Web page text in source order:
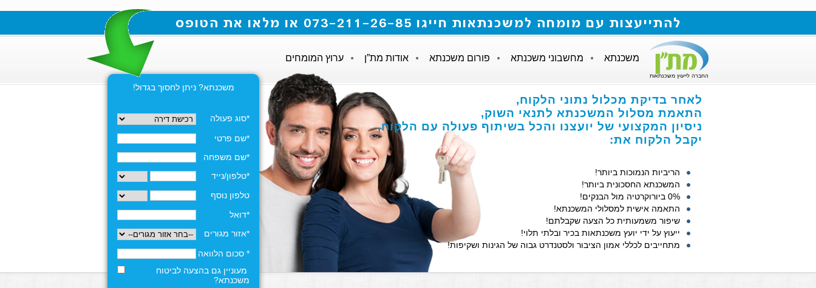
להתייעצות עם מומחה למשכנתאות חייגו 073-211-26-85 או מלאו את הטופס
החברה לייעוץ משכנתאות
משכנתא מחשבוני משכנתא פורום משכנתא אודות מת”ן ערוץ המומחים
משכנתא? ניתן לחסוך בגדול!
*סוג פעולה
*שם פרטי
*שם משפחה
*טלפון/נייד
טלפון נוסף
*דואל
*אזור מגורים
* סכום הלוואה
מעוניין גם בהצעה לביטוח
משכנתא?
לאחר בדיקת מכלול נתוני הלקוח,
התאמת מסלול המשכנתא לתנאי השוק,
ניסיון המקצועי של יועצנו והכל בשיתוף פעולה עם הלקוח,
יקבל הלקוח את:
הריביות הנמוכות ביותר!
המשכנתא החסכונית ביותר!
0% ביורוקרטיה מול הבנקים!
התאמה אישית למסלולי המשכנתא!
שיפור משמעותית כל הצעה שקבלתם!
ייעוץ על ידי יועץ משכנתאות בכיר ובלתי תלוי!
מתחייבים לכללי אמון הציבור ולסטנדרט גבוה של הגינות ושקיפות!